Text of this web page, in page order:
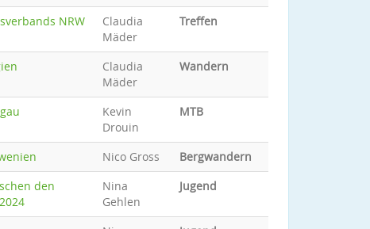
NRW
Claudia
Mäder
Treffen
Claudia
Mäder
Wandern
Kevin
Drouin
MTB
Nico Gross
Bergwandern
den
Nina
Gehlen
Jugend